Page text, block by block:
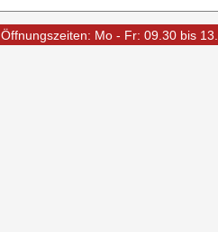
Öffnungszeiten: Mo - Fr: 09.30 bis